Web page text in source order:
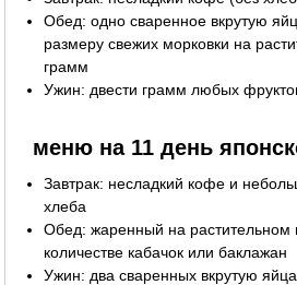
Обед: одно сваренное вкрутую
размеру свежих морковки на
грамм
Ужин: двести грамм любых
меню на 11 день
Завтрак: несладкий кофе и
хлеба
Обед: жаренный на
количестве кабачок или баклажан
Ужин: два сваренных вкрутую